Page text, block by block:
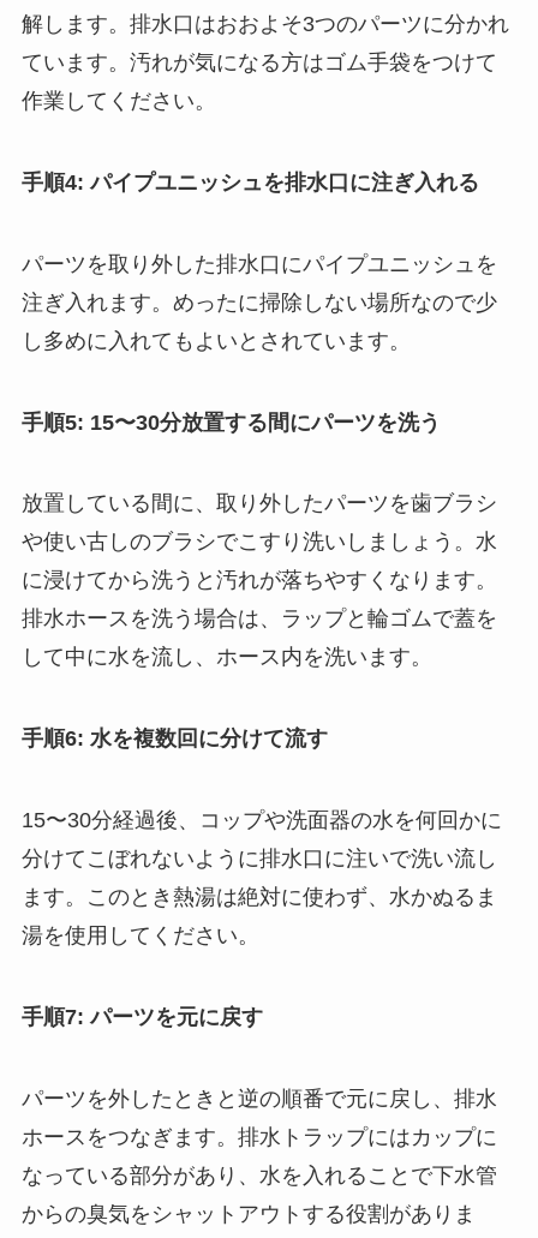
解します。排水口はおおよそ3つのパーツに分かれ
ています。汚れが気になる方はゴム手袋をつけて
作業してください。
手順4: パイプユニッシュを排水口に注ぎ入れる
パーツを取り外した排水口にパイプユニッシュを
注ぎ入れます。めったに掃除しない場所なので少
し多めに入れてもよいとされています。
手順5: 15〜30分放置する間にパーツを洗う
放置している間に、取り外したパーツを歯ブラシ
や使い古しのブラシでこすり洗いしましょう。水
に浸けてから洗うと汚れが落ちやすくなります。
排水ホースを洗う場合は、ラップと輪ゴムで蓋を
して中に水を流し、ホース内を洗います。
手順6: 水を複数回に分けて流す
15〜30分経過後、コップや洗面器の水を何回かに
分けてこぼれないように排水口に注いで洗い流し
ます。このとき熱湯は絶対に使わず、水かぬるま
湯を使用してください。
手順7: パーツを元に戻す
パーツを外したときと逆の順番で元に戻し、排水
ホースをつなぎます。排水トラップにはカップに
なっている部分があり、水を入れることで下水管
からの臭気をシャットアウトする役割がありま